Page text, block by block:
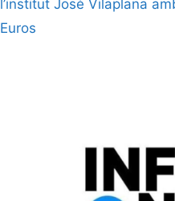
l’institut José Vilaplana
Euros